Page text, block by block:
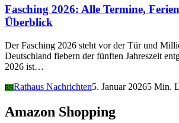
Fasching 2026: Alle Termine,
Überblick
Der Fasching 2026 steht vor der Tür und
Deutschland fiebern der fünften Jahreszeit
2026 ist…
RNRathaus Nachrichten5. Januar 20265 Min.
Amazon Shopping